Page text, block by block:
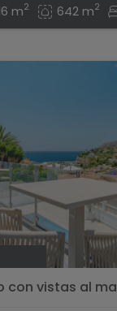
m2 642 m2
con vistas al